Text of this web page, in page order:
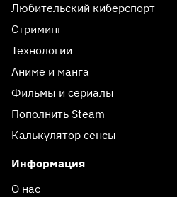
Любительский киберспорт
Стриминг
Технологии
Аниме и манга
Фильмы и сериалы
Пополнить Steam
Калькулятор сенсы
Информация
О нас